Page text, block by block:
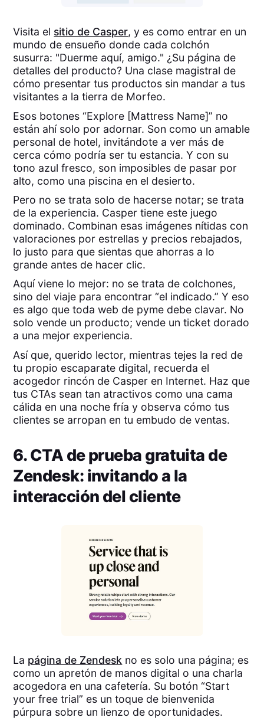
Visita el sitio de Casper, y es como entrar en un
mundo de ensueño donde cada colchón
susurra: "Duerme aquí, amigo." ¿Su página de
detalles del producto? Una clase magistral de
cómo presentar tus productos sin mandar a tus
visitantes a la tierra de Morfeo.
Esos botones “Explore [Mattress Name]” no
están ahí solo por adornar. Son como un amable
personal de hotel, invitándote a ver más de
cerca cómo podría ser tu estancia. Y con su
tono azul fresco, son imposibles de pasar por
alto, como una piscina en el desierto.
Pero no se trata solo de hacerse notar; se trata
de la experiencia. Casper tiene este juego
dominado. Combinan esas imágenes nítidas con
valoraciones por estrellas y precios rebajados,
lo justo para que sientas que ahorras a lo
grande antes de hacer clic.
Aquí viene lo mejor: no se trata de colchones,
sino del viaje para encontrar “el indicado.” Y eso
es algo que toda web de pyme debe clavar. No
solo vende un producto; vende un ticket dorado
a una mejor experiencia.
Así que, querido lector, mientras tejes la red de
tu propio escaparate digital, recuerda el
acogedor rincón de Casper en Internet. Haz que
tus CTAs sean tan atractivos como una cama
cálida en una noche fría y observa cómo tus
clientes se arropan en tu embudo de ventas.
6. CTA de prueba gratuita de
Zendesk: invitando a la
interacción del cliente
La página de Zendesk no es solo una página; es
como un apretón de manos digital o una charla
acogedora en una cafetería. Su botón “Start
your free trial” es un toque de bienvenida
púrpura sobre un lienzo de oportunidades.